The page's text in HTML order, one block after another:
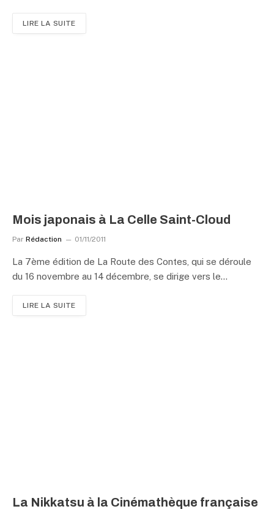
LIRE LA SUITE
Mois japonais à La Celle Saint-Cloud
Par Rédaction 01/11/2011
La 7ème édition de La Route des Contes, qui se déroule
du 16 novembre au 14 décembre, se dirige vers le…
LIRE LA SUITE
La Nikkatsu à la Cinémathèque française